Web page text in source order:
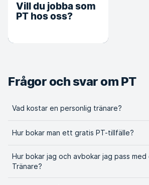
Vill du jobba som
PT hos oss?
Frågor och svar om PT
Vad kostar en personlig tränare?
Hur bokar man ett gratis PT-tillfälle?
Hur bokar jag och avbokar jag pass med
Tränare?